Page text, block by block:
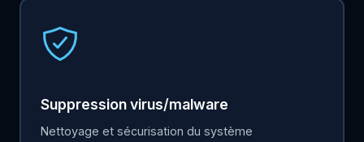
Suppression virus/malware
Nettoyage et sécurisation du système